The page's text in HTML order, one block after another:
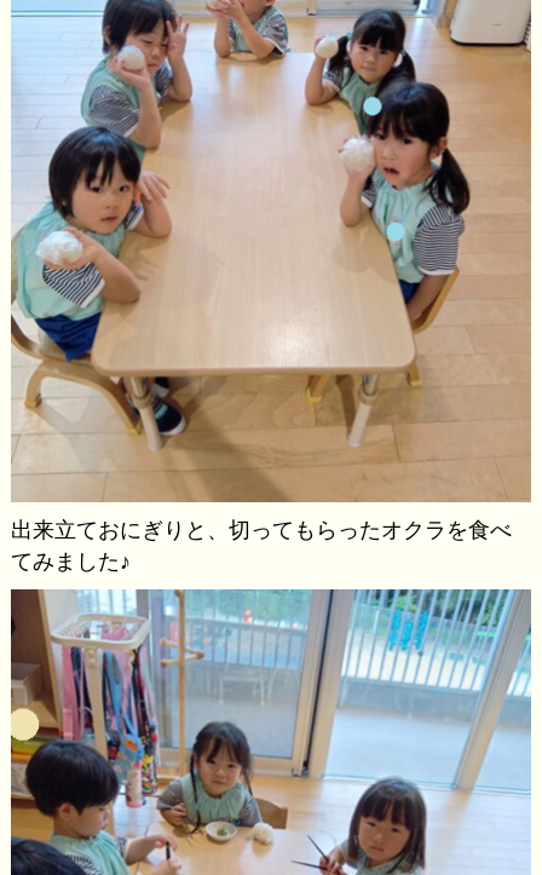
出来立ておにぎりと、切ってもらったオクラを食べ
てみました♪